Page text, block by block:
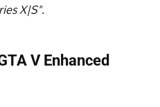
X|S".
V Enhanced